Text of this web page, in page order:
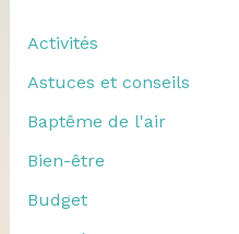
Activités
Astuces et conseils
Baptême de l'air
Bien-être
Budget